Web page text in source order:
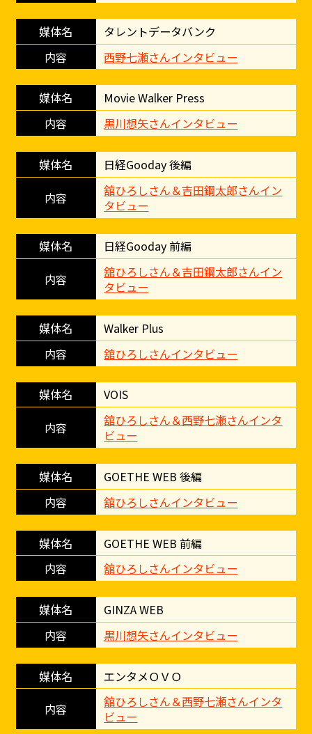
タレントデータバンク
西野七瀬さんインタビュー
Movie Walker Press
黒川想矢さんインタビュー
日経Gooday 後編
舘ひろしさん＆吉田鋼太郎さんイン
タビュー
日経Gooday 前編
舘ひろしさん＆吉田鋼太郎さんイン
タビュー
Walker Plus
舘ひろしさんインタビュー
VOIS
舘ひろしさん＆西野七瀬さんインタ
ビュー
GOETHE WEB 後編
舘ひろしさんインタビュー
GOETHE WEB 前編
舘ひろしさんインタビュー
GINZA WEB
黒川想矢さんインタビュー
エンタメＯＶＯ
舘ひろしさん＆西野七瀬さんインタ
ビュー